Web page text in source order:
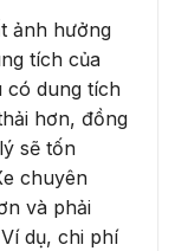
ảnh hưởng
tích của
có dung tích
hơn, đồng
sẽ tốn
chuyên
và phải
dụ, chi phí